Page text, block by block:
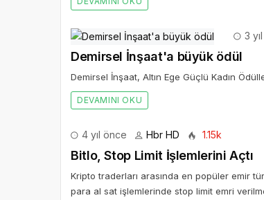
3
Demirsel İnşaat'a büyük ödül
Demirsel İnşaat, Altın Ege Güçlü Kadın
DEVAMINI OKU
4 yıl önce Hbr HD 1.15k
Bitlo, Stop Limit İşlemlerini Açtı
Kripto traderları arasında en popüler emir
para al sat işlemlerinde stop limit emri